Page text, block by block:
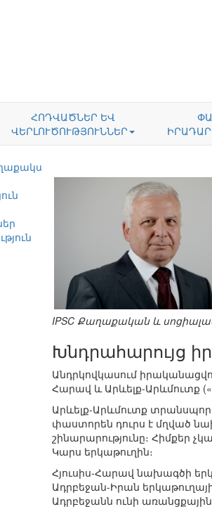
ՀՈԴՎԱԾՆԵՐ ԵՎ
ՎԵՐԼՈՒԾՈՒԹՅՈՒՆՆԵՐ
IPSC Քաղաքական և
Խնդրահարույց
Անդրկովկասում
Հարավ և Արևելք-Արևմուտք
Արևելք-Արևմուտք
փաստորեն դուրս է մղված
շինարարությունը։ Հիմքեր
Կարս երկաթուղին։
Հյուսիս-Հարավ նախագծի
Ադրբեջան-Իրան
Ադրբեջանն ունի առանցքային